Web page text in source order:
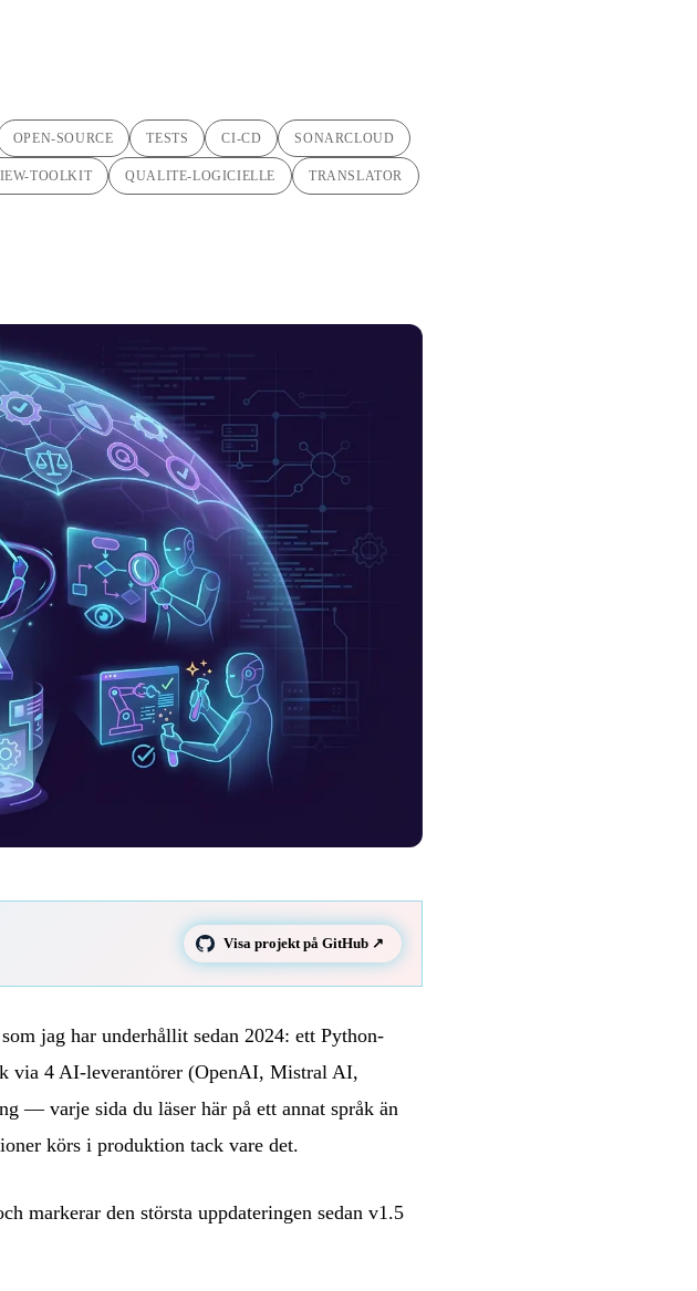
OPEN-SOURCE TESTS CI-CD SONARCLOUD
TOOLKIT QUALITE-LOGICIELLE TRANSLATOR
Visa projekt på GitHub ↗
jag har underhållit sedan 2024: ett Python-
via 4 AI-leverantörer (OpenAI, Mistral AI,
— varje sida du läser här på ett annat språk än
körs i produktion tack vare det.
markerar den största uppdateringen sedan v1.5